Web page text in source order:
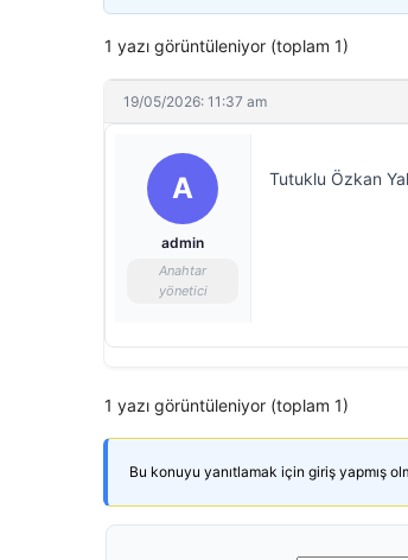
1 yazı görüntüleniyor (toplam 1)
19/05/2026: 11:37 am
A
admin
Anahtar
yönetici
Tutuklu Özkan
1 yazı görüntüleniyor (toplam 1)
Bu konuyu yanıtlamak için giriş yapmış